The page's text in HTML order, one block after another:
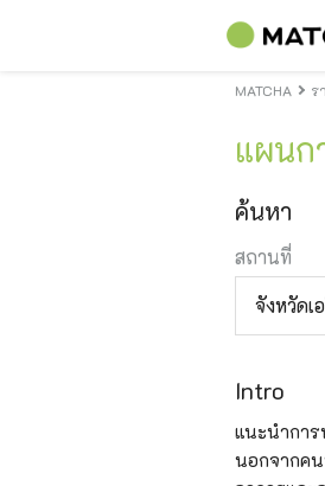
MATCHA ร
แผนก
ค้นหา
สถานที่
จังหวัดเ
Intro
แนะนำการ
นอกจากค